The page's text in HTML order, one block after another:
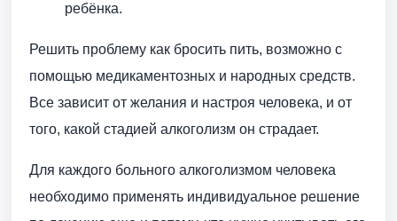
ребёнка.
Решить проблему как бросить пить, возможно с
помощью медикаментозных и народных средств.
Все зависит от желания и настроя человека, и от
того, какой стадией алкоголизм он страдает.
Для каждого больного алкоголизмом человека
необходимо применять индивидуальное решение